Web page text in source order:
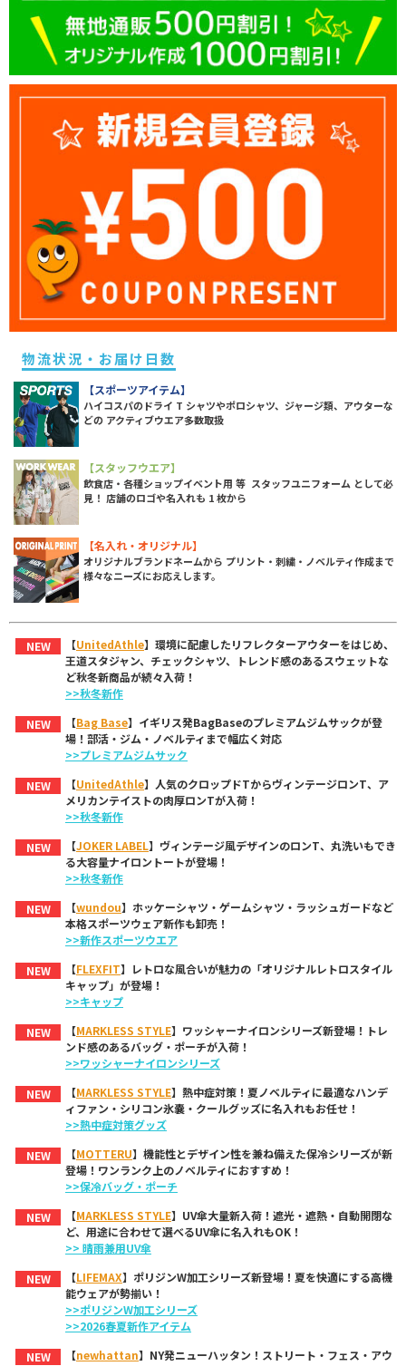
物流状況・お届け日数
【スポーツアイテム】
ハイコスパのドライ T シャツやポロシャツ、ジャージ類、アウターな
どの アクティブウエア多数取扱
【スタッフウエア】
飲食店・各種ショップイベント用 等 スタッフユニフォーム として必
見！ 店舗のロゴや名入れも 1 枚から
【名入れ・オリジナル】
オリジナルブランドネームから プリント・刺繍・ノベルティ作成まで
様々なニーズにお応えします。
NEW 【UnitedAthle】環境に配慮したリフレクターアウターをはじめ、
王道スタジャン、チェックシャツ、トレンド感のあるスウェットな
ど秋冬新商品が続々入荷！
>>秋冬新作
NEW
【Bag Base】イギリス発BagBaseのプレミアムジムサックが登
場！部活・ジム・ノベルティまで幅広く対応
>>プレミアムジムサック
NEW
【UnitedAthle】人気のクロップドTからヴィンテージロンT、ア
メリカンテイストの肉厚ロンTが入荷！
>>秋冬新作
NEW
【JOKER LABEL】ヴィンテージ風デザインのロンT、丸洗いもでき
る大容量ナイロントートが登場！
>>秋冬新作
NEW
【wundou】ホッケーシャツ・ゲームシャツ・ラッシュガードなど
本格スポーツウェア新作も卸売！
>>新作スポーツウエア
NEW
【FLEXFIT】レトロな風合いが魅力の「オリジナルレトロスタイル
キャップ」が登場！
>>キャップ
NEW
【MARKLESS STYLE】ワッシャーナイロンシリーズ新登場！トレ
ンド感のあるバッグ・ポーチが入荷！
>>ワッシャーナイロンシリーズ
NEW
【MARKLESS STYLE】熱中症対策！夏ノベルティに最適なハンデ
ィファン・シリコン氷嚢・クールグッズに名入れもお任せ！
>>熱中症対策グッズ
NEW
【MOTTERU】機能性とデザイン性を兼ね備えた保冷シリーズが新
登場！ワンランク上のノベルティにおすすめ！
>>保冷バッグ・ポーチ
NEW
【MARKLESS STYLE】UV傘大量新入荷！遮光・遮熱・自動開閉な
ど、用途に合わせて選べるUV傘に名入れもOK！
>> 晴雨兼用UV傘
NEW
【LIFEMAX】ポリジンW加工シリーズ新登場！夏を快適にする高機
能ウェアが勢揃い！
>>ポリジンW加工シリーズ
>>2026春夏新作アイテム
NEW
【newhattan】NY発ニューハッタン！ストリート・フェス・アウ